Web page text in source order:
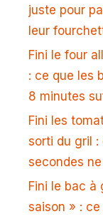
juste pour
leur
Fini le four
: ce que les
8 minutes
Fini les
sorti du gril :
secondes
Fini le bac à
saison » :